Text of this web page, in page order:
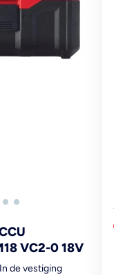
VC2-0 18V
In de vestiging